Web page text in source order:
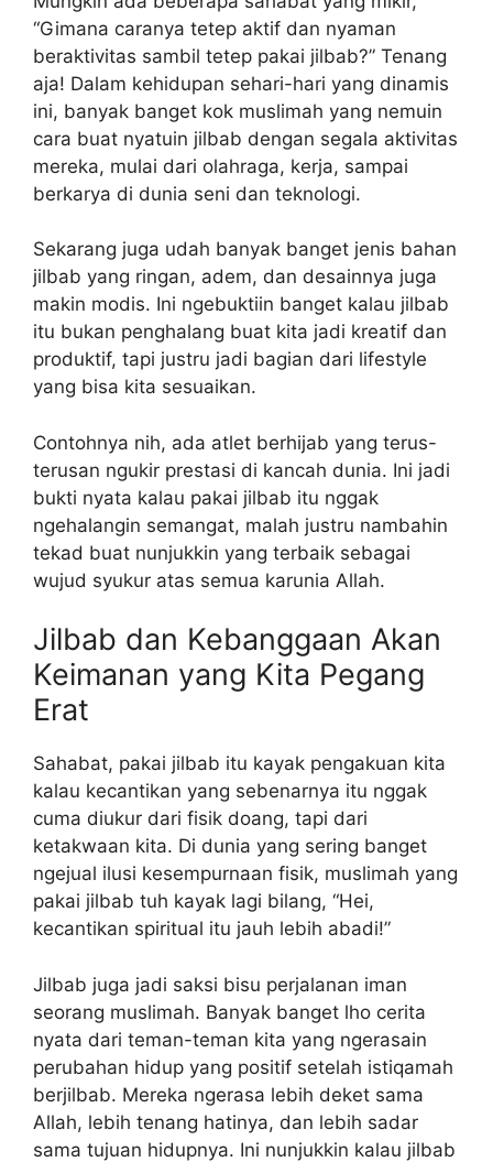
“Gimana caranya tetep aktif dan nyaman
beraktivitas sambil tetep pakai jilbab?” Tenang
aja! Dalam kehidupan sehari-hari yang dinamis
ini, banyak banget kok muslimah yang nemuin
cara buat nyatuin jilbab dengan segala aktivitas
mereka, mulai dari olahraga, kerja, sampai
berkarya di dunia seni dan teknologi.
Sekarang juga udah banyak banget jenis bahan
jilbab yang ringan, adem, dan desainnya juga
makin modis. Ini ngebuktiin banget kalau jilbab
itu bukan penghalang buat kita jadi kreatif dan
produktif, tapi justru jadi bagian dari lifestyle
yang bisa kita sesuaikan.
Contohnya nih, ada atlet berhijab yang terus-
terusan ngukir prestasi di kancah dunia. Ini jadi
bukti nyata kalau pakai jilbab itu nggak
ngehalangin semangat, malah justru nambahin
tekad buat nunjukkin yang terbaik sebagai
wujud syukur atas semua karunia Allah.
Jilbab dan Kebanggaan Akan
Keimanan yang Kita Pegang
Erat
Sahabat, pakai jilbab itu kayak pengakuan kita
kalau kecantikan yang sebenarnya itu nggak
cuma diukur dari fisik doang, tapi dari
ketakwaan kita. Di dunia yang sering banget
ngejual ilusi kesempurnaan fisik, muslimah yang
pakai jilbab tuh kayak lagi bilang, “Hei,
kecantikan spiritual itu jauh lebih abadi!”
Jilbab juga jadi saksi bisu perjalanan iman
seorang muslimah. Banyak banget lho cerita
nyata dari teman-teman kita yang ngerasain
perubahan hidup yang positif setelah istiqamah
berjilbab. Mereka ngerasa lebih deket sama
Allah, lebih tenang hatinya, dan lebih sadar
sama tujuan hidupnya. Ini nunjukkin kalau jilbab